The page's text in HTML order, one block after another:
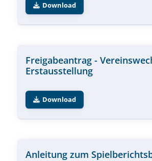
Download
Freigabeantrag -
Erstausstellung
Download
Anleitung zum